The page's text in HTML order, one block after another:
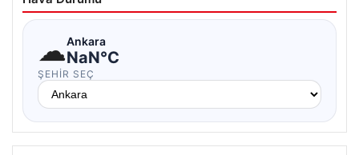
☁Ankara
NaN°C
ŞEHIR SEÇ